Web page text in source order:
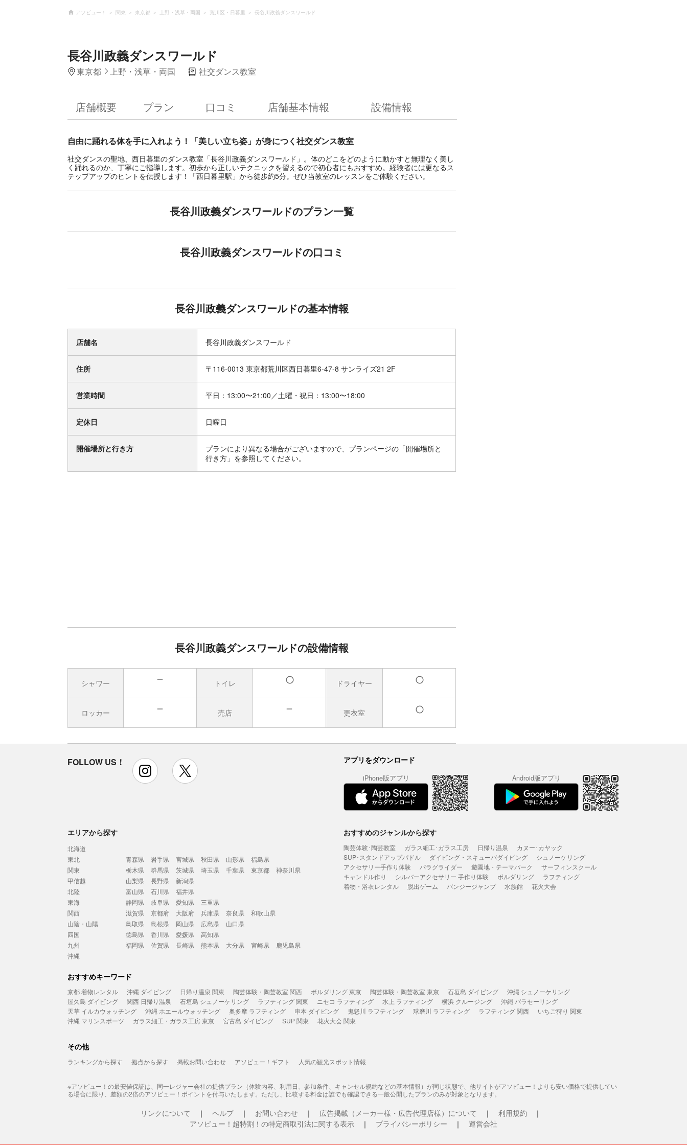
アソビュー！ 関東 東京都 上野・浅草・両国 荒川区・日暮里 長谷川政義ダンスワールド
長谷川政義ダンスワールド
東京都 上野・浅草・両国 社交ダンス教室
店舗概要 プラン 口コミ 店舗基本情報 設備情報
自由に踊れる体を手に入れよう！「美しい立ち姿」が身につく社交ダンス教室
社交ダンスの聖地、西日暮里のダンス教室「長谷川政義ダンスワールド」。体のどこをどのように動かすと無理なく美し
く踊れるのか、丁寧にご指導します。初歩から正しいテクニックを習えるので初心者にもおすすめ。経験者には更なるス
テップアップのヒントを伝授します！「西日暮里駅」から徒歩約5分。ぜひ当教室のレッスンをご体験ください。
長谷川政義ダンスワールドのプラン一覧
長谷川政義ダンスワールドの口コミ
長谷川政義ダンスワールドの基本情報
店舗名 長谷川政義ダンスワールド
住所 〒116-0013 東京都荒川区西日暮里6-47-8 サンライズ21 2F
営業時間 平日：13:00〜21:00／土曜・祝日：13:00〜18:00
定休日 日曜日
開催場所と行き方
プランにより異なる場合がございますので、プランページの「開催場所と
行き方」を参照してください。
長谷川政義ダンスワールドの設備情報
シャワー トイレ ドライヤー
ロッカー 売店 更衣室
FOLLOW US！ instagram アプリをダウンロード
iPhone版アプリ Android版アプリ
エリアから探す
北海道
東北
青森県 岩手県 宮城県 秋田県 山形県
福島県
関東
栃木県 群馬県 茨城県 埼玉県 千葉県 東京都
神奈川県
甲信越
山梨県 長野県
新潟県
北陸
富山県 石川県
福井県
東海
静岡県 岐阜県 愛知県
三重県
関西
滋賀県 京都府 大阪府 兵庫県 奈良県
和歌山県
山陰・山陽
鳥取県 島根県 岡山県 広島県
山口県
四国
徳島県 香川県 愛媛県
高知県
九州
福岡県 佐賀県 長崎県 熊本県 大分県 宮崎県
鹿児島県
沖縄
おすすめのジャンルから探す
陶芸体験･陶芸教室 ガラス細工･ガラス工房 日帰り温泉
カヌー･カヤック
SUP･スタンドアップパドル
ダイビング・スキューバダイビング
シュノーケリング
アクセサリー手作り体験
パラグライダー 遊園地・テーマパーク
サーフィンスクール
キャンドル作り
シルバーアクセサリー 手作り体験 ボルダリング
ラフティング
着物・浴衣レンタル
脱出ゲーム バンジージャンプ 水族館 花火大会
おすすめキーワード
京都 着物レンタル 沖縄 ダイビング 日帰り温泉 関東 陶芸体験・陶芸教室 関西 ボルダリング 東京 陶芸体験・陶芸教室 東京 石垣島 ダイビング
沖縄 シュノーケリング
屋久島 ダイビング
関西 日帰り温泉 石垣島 シュノーケリング ラフティング 関東 ニセコ ラフティング 水上 ラフティング 横浜 クルージング
沖縄 パラセーリング
天草 イルカウォッチング
沖縄 ホエールウォッチング 奥多摩 ラフティング 串本 ダイビング 鬼怒川 ラフティング 球磨川 ラフティング ラフティング 関西
いちご狩り 関東
沖縄 マリンスポーツ
ガラス細工・ガラス工房 東京 宮古島 ダイビング SUP 関東 花火大会 関東
その他
ランキングから探す 拠点から探す 掲載お問い合わせ アソビュー！ギフト 人気の観光スポット情報
※アソビュー！の最安値保証は、同一レジャー会社の提供プラン（体験内容、利用日、参加条件、キャンセル規約などの基本情報）が同じ状態で、他サイトがアソビュー！よりも安い価格で提供してい
る場合に限り、差額の2倍のアソビュー！ポイントを付与いたします。ただし、比較する料金は誰でも確認できる一般公開したプランのみが対象となります。
リンクについて ヘルプ お問い合わせ 広告掲載（メーカー様・広告代理店様）について
利用規約
アソビュー！超特割！の特定商取引法に関する表示
プライバシーポリシー 運営会社